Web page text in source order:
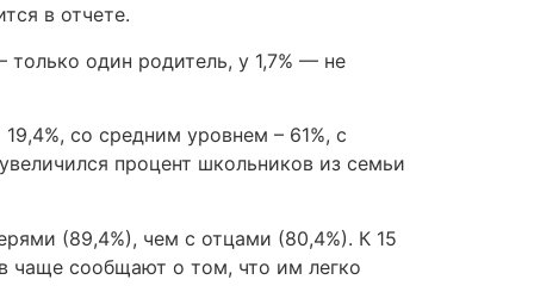
в отчете.
один родитель, у 1,7% — не
со средним уровнем – 61%, с
процент школьников из семьи
(89,4%), чем с отцами (80,4%). К 15
чаще сообщают о том, что им легко